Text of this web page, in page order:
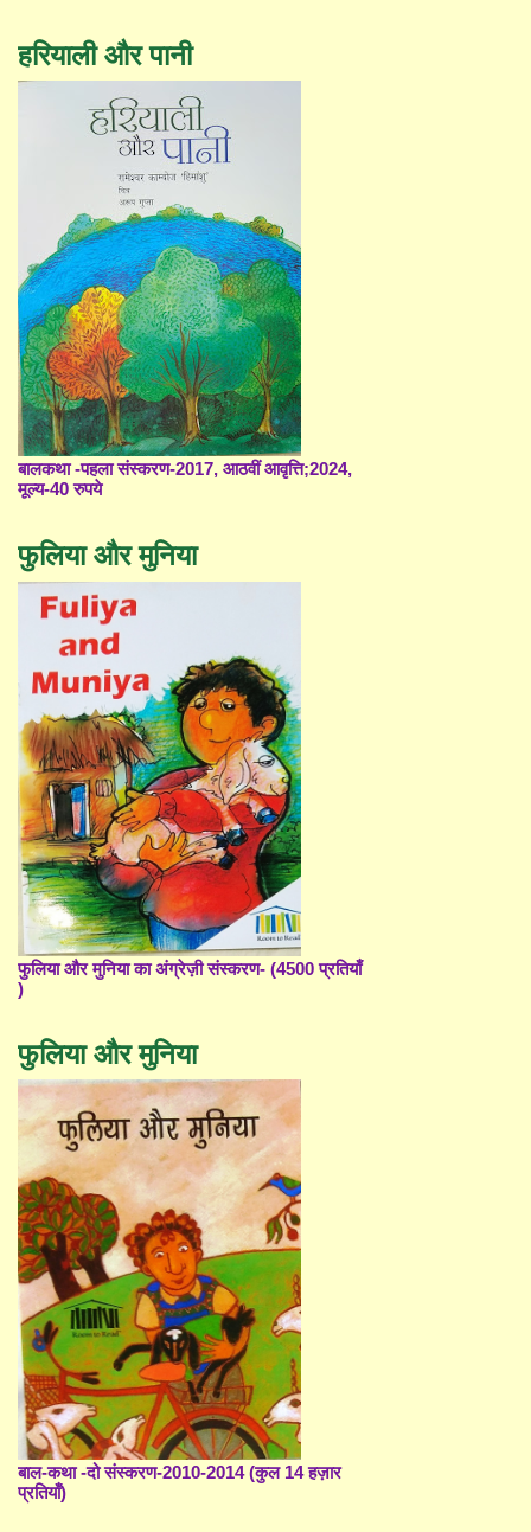
हरियाली और पानी
बालकथा -पहला संस्करण-2017, आठवीं आवृत्ति;2024,
मूल्य-40 रुपये
फुलिया और मुनिया
फुलिया और मुनिया का अंग्रेज़ी संस्करण- (4500 प्रतियाँ
)
फुलिया और मुनिया
बाल-कथा -दो संस्करण-2010-2014 (कुल 14 हज़ार
प्रतियाँ)